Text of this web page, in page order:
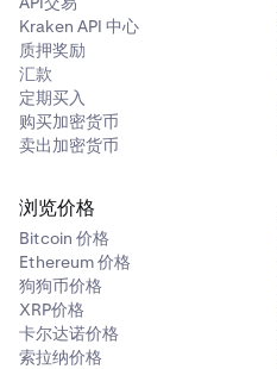
Kraken API 中心
质押奖励
汇款
定期买入
购买加密货币
卖出加密货币
浏览价格
Bitcoin 价格
Ethereum 价格
狗狗币价格
XRP价格
卡尔达诺价格
索拉纳价格